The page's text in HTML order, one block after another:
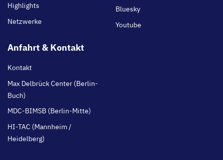
Highlights
Netzwerke
Bluesky
Youtube
Anfahrt & Kontakt
Kontakt
Max Delbrück Center (Berlin-
Buch)
MDC-BIMSB (Berlin-Mitte)
HI-TAC (Mannheim /
Heidelberg)